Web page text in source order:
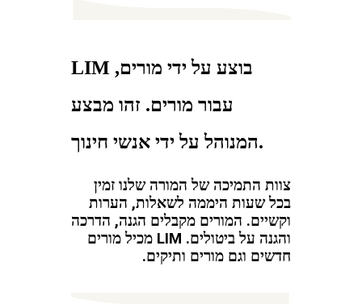
LIM בוצע על ידי מורים,
עבור מורים. זהו מבצע
המנוהל על ידי אנשי חינוך.
צוות התמיכה של המורה שלנו זמין
בכל שעות היממה לשאלות, הערות
וקשיים. המורים מקבלים הגנה, הדרכה
והגנה על ביטולים. LIM מכיל מורים
חדשים וגם מורים ותיקים.